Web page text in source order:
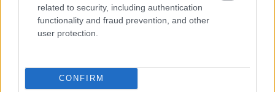
related to security, including authentication
functionality and fraud prevention, and other
user protection.
CONFIRM
Paris Saint-Germainvs
Felkészülési szezon 4. mérkőzés
Nya Ullevi, Göteborg